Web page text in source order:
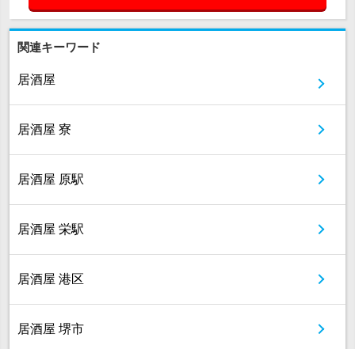
関連キーワード
居酒屋
居酒屋 寮
居酒屋 原駅
居酒屋 栄駅
居酒屋 港区
居酒屋 堺市